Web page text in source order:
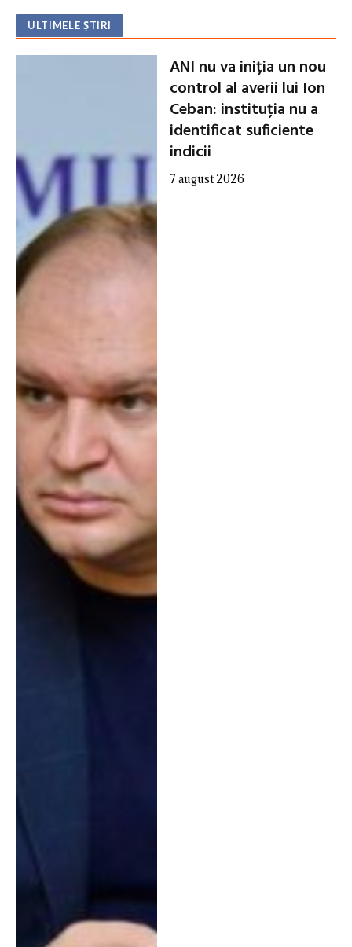
ULTIMELE ȘTIRI
ANI nu va iniția un nou
control al averii lui Ion
Ceban: instituția nu a
identificat suficiente
indicii
7 august 2026